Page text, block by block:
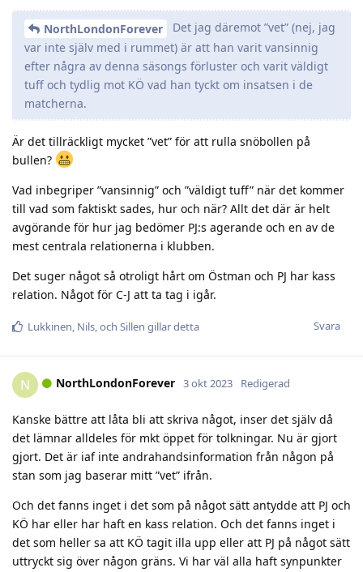
NorthLondonForever
Det jag däremot ”vet” (nej, jag
var inte själv med i rummet) är att han varit vansinnig
efter några av denna säsongs förluster och varit väldigt
tuff och tydlig mot KÖ vad han tyckt om insatsen i de
matcherna.
Är det tillräckligt mycket ”vet” för att rulla snöbollen på
bullen?
Vad inbegriper ”vansinnig” och ”väldigt tuff” när det kommer
till vad som faktiskt sades, hur och när? Allt det där är helt
avgörande för hur jag bedömer PJ:s agerande och en av de
mest centrala relationerna i klubben.
Det suger något så otroligt hårt om Östman och PJ har kass
relation. Något för C-J att ta tag i igår.
Svara
Lukkinen, Nils, och Sillen gillar detta
N NorthLondonForever 3 okt 2023 Redigerad
Kanske bättre att låta bli att skriva något, inser det själv då
det lämnar alldeles för mkt öppet för tolkningar. Nu är gjort
gjort. Det är iaf inte andrahandsinformation från någon på
stan som jag baserar mitt ”vet” ifrån.
Och det fanns inget i det som på något sätt antydde att PJ och
KÖ har eller har haft en kass relation. Och det fanns inget i
det som heller sa att KÖ tagit illa upp eller att PJ på något sätt
uttryckt sig över någon gräns. Vi har väl alla haft synpunkter